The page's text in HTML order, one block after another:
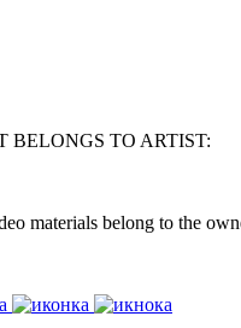
BELONGS TO ARTIST:
materials belong to the